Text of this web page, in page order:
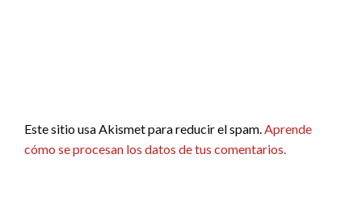
Este sitio usa Akismet para reducir el spam.Aprende
cómo se procesan los datos de tus comentarios.